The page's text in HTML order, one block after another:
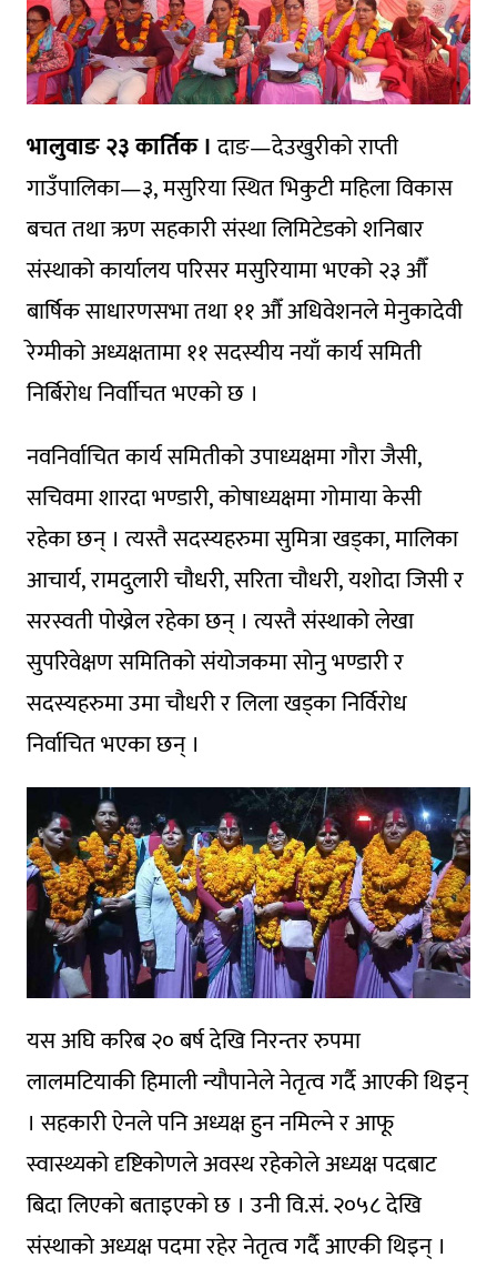
भालुवाङ २३ कार्तिक ।दाङ—देउखुरीको राप्ती
गाउँपालिका—३, मसुरिया स्थित भिकुटी महिला विकास
बचत तथा ऋण सहकारी संस्था लिमिटेडको शनिबार
संस्थाको कार्यालय परिसर मसुरियामा भएको २३ औँ
बार्षिक साधारणसभा तथा ११ औँ अधिवेशनले मेनुकादेवी
रेग्मीको अध्यक्षतामा ११ सदस्यीय नयाँ कार्य समिती
निर्बिरोध निर्वाीचत भएको छ ।
नवनिर्वाचित कार्य समितीको उपाध्यक्षमा गौरा जैसी,
सचिवमा शारदा भण्डारी, कोषाध्यक्षमा गोमाया केसी
रहेका छन् । त्यस्तै सदस्यहरुमा सुमित्रा खड्का, मालिका
आचार्य, रामदुलारी चौधरी, सरिता चौधरी, यशोदा जिसी र
सरस्वती पोख्रेल रहेका छन् । त्यस्तै संस्थाको लेखा
सुपरिवेक्षण समितिको संयोजकमा सोनु भण्डारी र
सदस्यहरुमा उमा चौधरी र लिला खड्का निर्विरोध
निर्वाचित भएका छन् ।
यस अघि करिब २० बर्ष देखि निरन्तर रुपमा
लालमटियाकी हिमाली न्यौपानेले नेतृत्व गर्दै आएकी थिइन्
। सहकारी ऐनले पनि अध्यक्ष हुन नमिल्ने र आफू
स्वास्थ्यको दृष्टिकोणले अवस्थ रहेकोले अध्यक्ष पदबाट
बिदा लिएको बताइएको छ । उनी वि.सं. २०५८ देखि
संस्थाको अध्यक्ष पदमा रहेर नेतृत्व गर्दै आएकी थिइन् ।